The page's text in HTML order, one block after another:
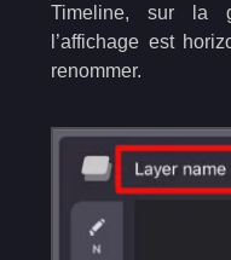
Timeline, sur la
l’affichage est
renommer.